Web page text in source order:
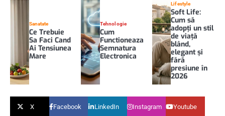
Sanatate
Ce Trebuie
Sa Faci Cand
Ai Tensiunea
Mare
Tehnologie
Cum
Functioneaza
Semnatura
Electronica
Lifestyle
Soft Life:
Cum să
adopți un stil
de viață
blând,
elegant și
fără
presiune în
2026
X Facebook LinkedIn Instagram Youtube